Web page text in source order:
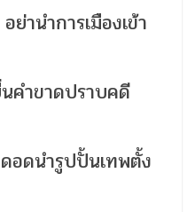
านำการเมืองเข้า
คำขาดปราบคดี
อดนำรูปปั้นเทพตั้ง